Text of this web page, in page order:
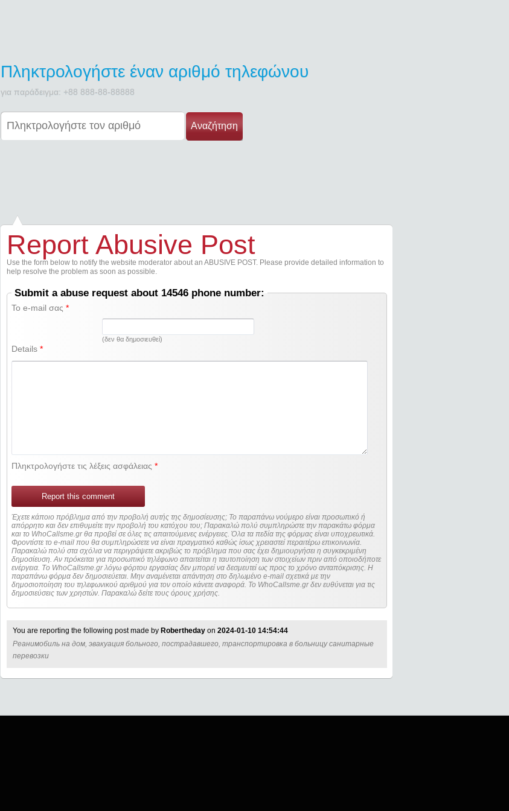
Πληκτρολογήστε έναν αριθμό τηλεφώνου
για παράδειγμα: +88 888-88-88888
Αναζήτηση
Report Abusive Post
Use the form below to notify the website moderator about an ABUSIVE POST. Please provide detailed information to
help resolve the problem as soon as possible.
Submit a abuse request about 14546 phone number:
Το e-mail σας*
(δεν θα δημοσιευθεί)
Details*
Πληκτρολογήστε τις λέξεις ασφάλειας*
Report this comment
Έχετε κάποιο πρόβλημα από την προβολή αυτής της δημοσίευσης; Το παραπάνω νούμερο είναι προσωπικό ή
απόρρητο και δεν επιθυμείτε την προβολή του κατόχου του; Παρακαλώ πολύ συμπληρώστε την παρακάτω φόρμα
και το WhoCallsme.gr θα προβεί σε όλες τις απαιτούμενες ενέργειες. Όλα τα πεδία της φόρμας είναι υποχρεωτικά.
Φροντίστε το e-mail που θα συμπληρώσετε να είναι πραγματικό καθώς ίσως χρειαστεί περαιτέρω επικοινωνία.
Παρακαλώ πολύ στα σχόλια να περιγράψετε ακριβώς το πρόβλημα που σας έχει δημιουργήσει η συγκεκριμένη
δημοσίευση. Αν πρόκειται για προσωπικό τηλέφωνο απαιτείται η ταυτοποίηση των στοιχείων πριν από οποιοδήποτε
ενέργεια. Τo WhoCallsme.gr λόγω φόρτου εργασίας δεν μπορεί να δεσμευτεί ως προς το χρόνο ανταπόκρισης. Η
παραπάνω φόρμα δεν δημοσιεύεται. Μην αναμένεται απάντηση στο δηλωμένο e-mail σχετικά με την
δημοσιοποίηση του τηλεφωνικού αριθμού για τον οποίο κάνετε αναφορά. Το WhoCallsme.gr δεν ευθύνεται για τις
δημοσιεύσεις των χρηστών. Παρακαλώ δείτε τους όρους χρήσης.
You are reporting the following post made by Robertheday on 2024-01-10 14:54:44
Реанимобиль на дом, эвакуация больного, пострадавшего, транспортировка в больницу санитарные
перевозки